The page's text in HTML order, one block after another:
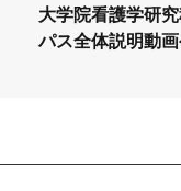
大学院看護学研
パス全体説明動